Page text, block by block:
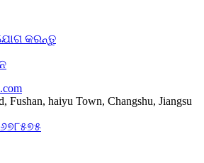
କରନ୍ତୁ
Fushan, haiyu Town, Changshu, Jiangsu